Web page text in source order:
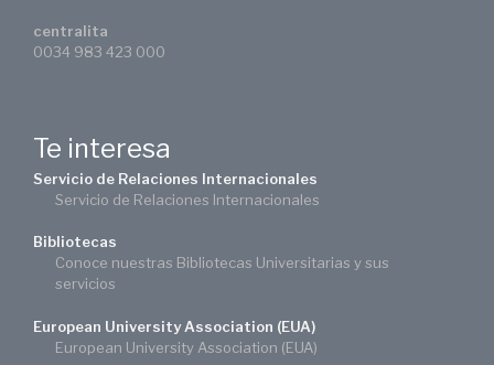
centralita
0034 983 423 000
Te interesa
Servicio de Relaciones Internacionales
Servicio de Relaciones Internacionales
Bibliotecas
Conoce nuestras Bibliotecas Universitarias y sus
servicios
European University Association (EUA)
European University Association (EUA)